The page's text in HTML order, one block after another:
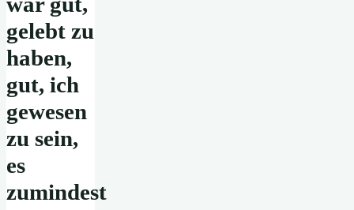
gelebt zu
haben,
gut, ich
gewesen
zu sein,
es
zumindest